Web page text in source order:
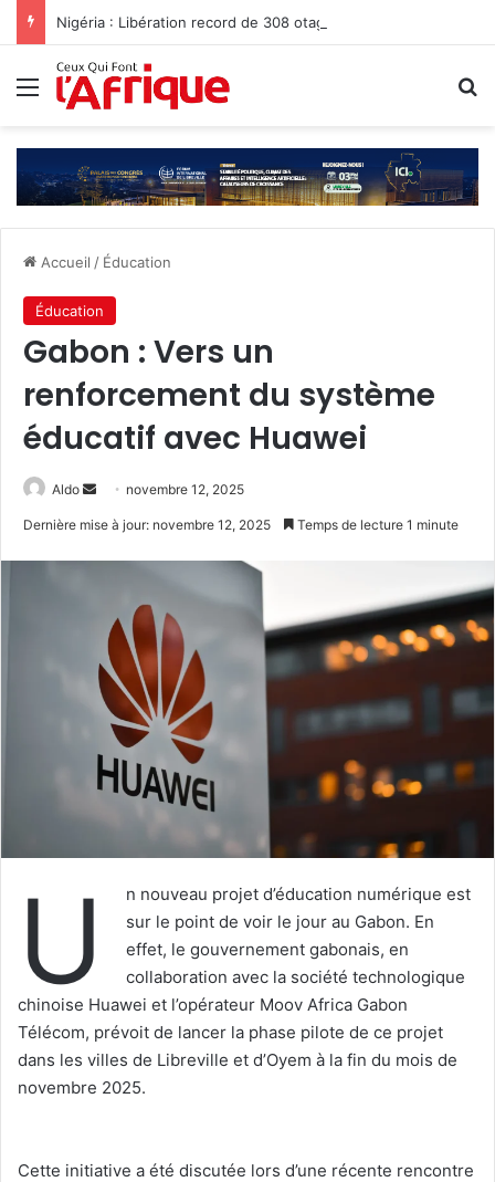
Menu
Accueil / Éducation
Éducation
Gabon : Vers un
renforcement du système
éducatif avec Huawei
Aldo
Envoyernovembre 12, 2025
Dernière mise à jour: novembre 12, 2025 Temps de lecture 1 minute
U
n nouveau projet d’éducation numérique est
sur le point de voir le jour au Gabon. En
effet, le gouvernement gabonais, en
collaboration avec la société technologique
chinoise Huawei et l’opérateur Moov Africa Gabon
Télécom, prévoit de lancer la phase pilote de ce projet
dans les villes de Libreville et d’Oyem à la fin du mois de
novembre 2025.
‎Cette initiative a été discutée lors d’une récente rencontre